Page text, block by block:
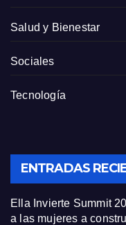
Salud y Bienestar
Sociales
Tecnología
ENTRADAS
Ella Invierte Summit
a las mujeres a